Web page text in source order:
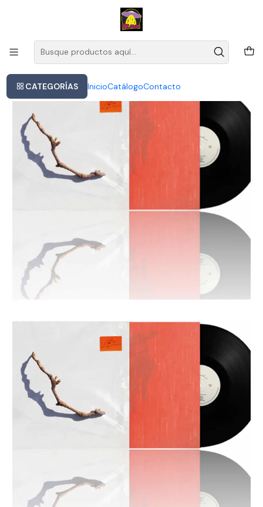
CATEGORÍAS InicioCatálogoContacto
Este es el texto del slide